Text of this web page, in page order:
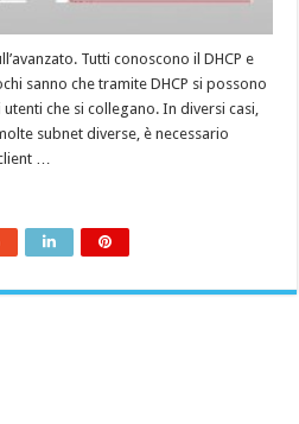
Tutti conoscono il DHCP e
sanno che tramite DHCP si possono
che si collegano. In diversi casi,
subnet diverse, è necessario
…